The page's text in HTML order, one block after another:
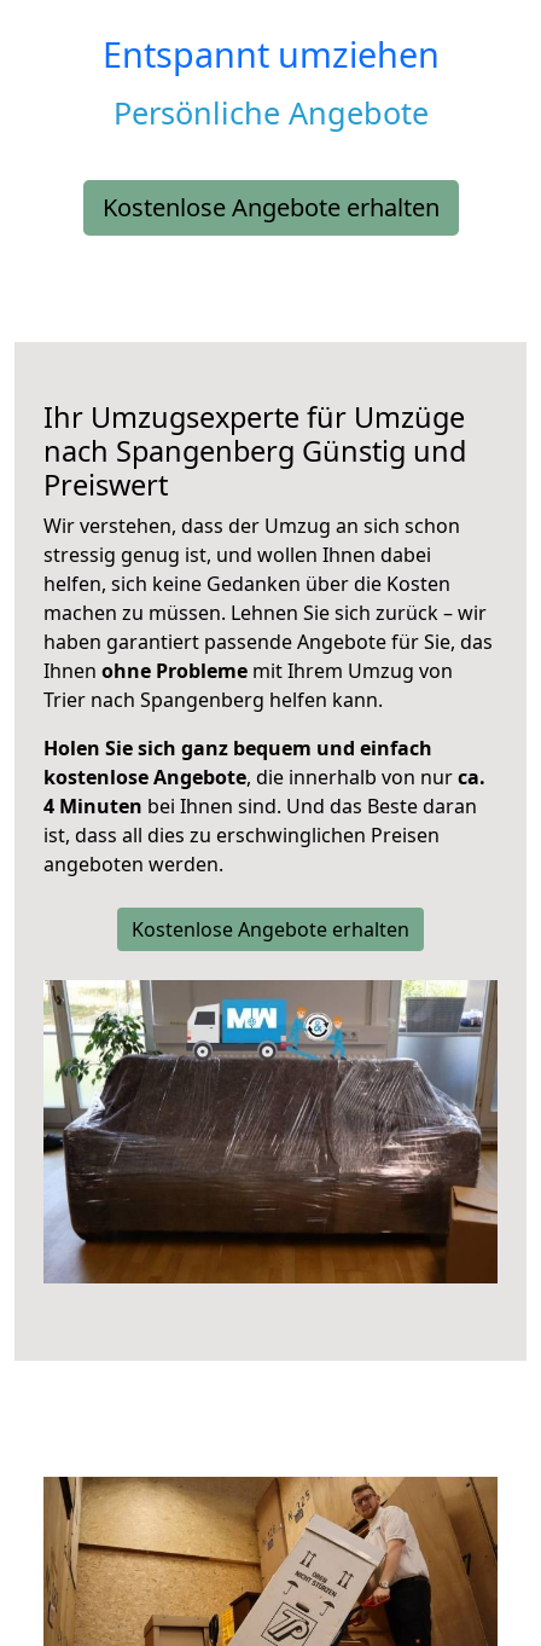
Entspannt umziehen
Persönliche Angebote
Kostenlose Angebote erhalten
Ihr Umzugsexperte für Umzüge
nach Spangenberg Günstig und
Preiswert
Wir verstehen, dass der Umzug an sich schon
stressig genug ist, und wollen Ihnen dabei
helfen, sich keine Gedanken über die Kosten
machen zu müssen. Lehnen Sie sich zurück – wir
haben garantiert passende Angebote für Sie, das
Ihnen ohne Probleme mit Ihrem Umzug von
Trier nach Spangenberg helfen kann.
Holen Sie sich ganz bequem und einfach
kostenlose Angebote, die innerhalb von nurca.
4 Minuten bei Ihnen sind. Und das Beste daran
ist, dass all dies zu erschwinglichen Preisen
angeboten werden.
Kostenlose Angebote erhalten